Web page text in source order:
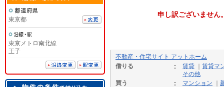
申し訳ございません
不動産・住宅サイト アットホーム
借りる
賃貸
賃貸マ
その他
買う
マンション
東京都
東京メトロ南北線
王子